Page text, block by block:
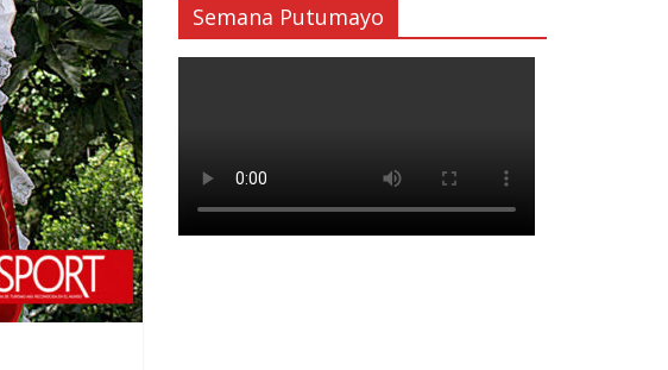
Semana Putumayo